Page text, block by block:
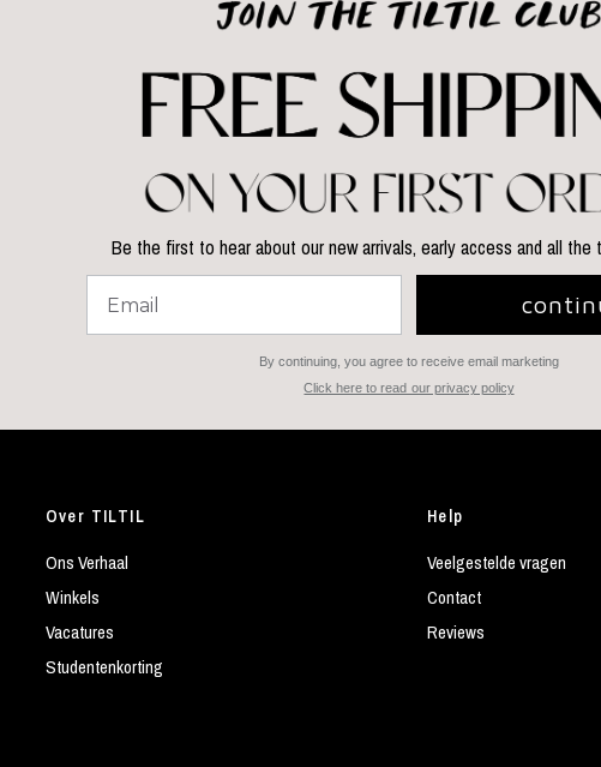
Be the first to hear about our new arrivals, early access and all the
By continuing, you agree to receive email marketing
Click here to read our privacy policy
Over TILTIL
Ons Verhaal
Winkels
Vacatures
Studentenkorting
Help
Veelgestelde vragen
Contact
Reviews